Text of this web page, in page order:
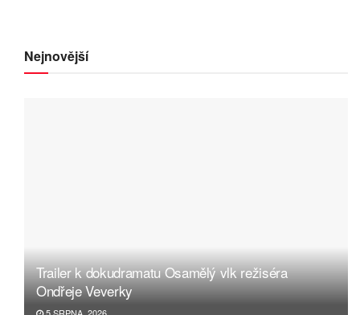
Nejnovější
Trailer k dokudramatu Osamělý vlk režiséra
Ondřeje Veverky
5 SRPNA, 2026